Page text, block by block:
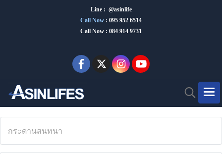
Line : @asinlife
Call Now : 095 952 6514
Call Now : 084 914 9731
กระดานสนทนา